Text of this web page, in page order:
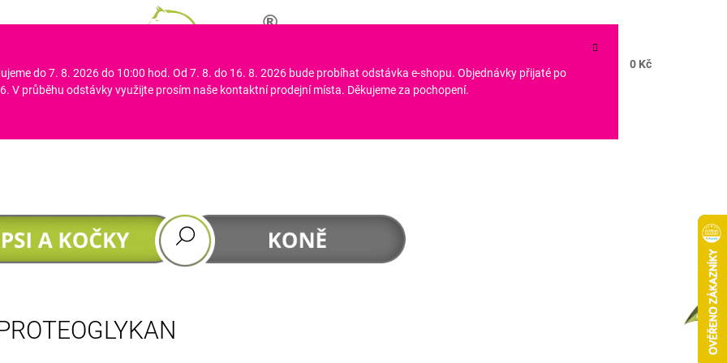
do 7. 8. 2026 do 10:00 hod. Od 7. 8. do 16. 8. 2026 bude probíhat odstávka e-shopu. Objednávky přijaté po
V průběhu odstávky využijte prosím naše kontaktní prodejní místa. Děkujeme za pochopení.
PŘIHLÁŠENÍ
NÁKUPNÍ
KOŠÍK
0 Kč
CO POTŘEBUJETE NAJÍT?
DOPORUČUJEME